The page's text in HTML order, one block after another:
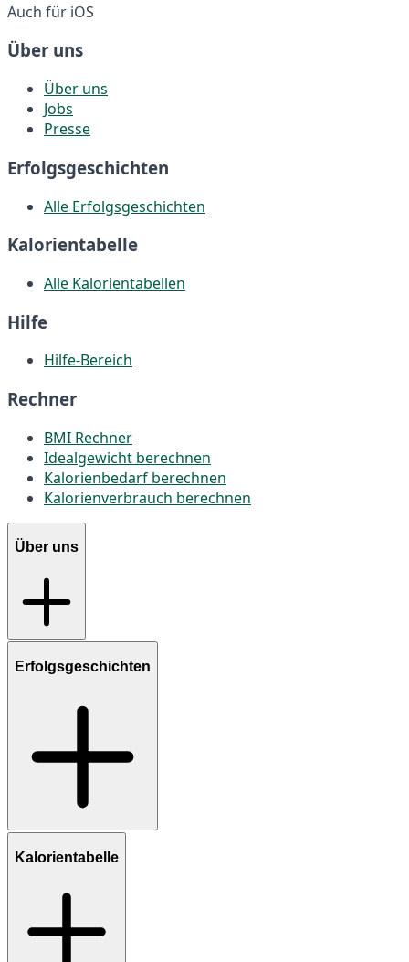
Auch für iOS
Über uns
Über uns
Jobs
Presse
Erfolgsgeschichten
Alle Erfolgsgeschichten
Kalorientabelle
Alle Kalorientabellen
Hilfe
Hilfe-Bereich
Rechner
BMI Rechner
Idealgewicht berechnen
Kalorienbedarf berechnen
Kalorienverbrauch berechnen
Über uns
Erfolgsgeschichten
Kalorientabelle